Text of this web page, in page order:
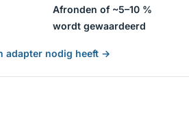
Afronden of ~5–10 %
wordt gewaardeerd
adapter nodig heeft →